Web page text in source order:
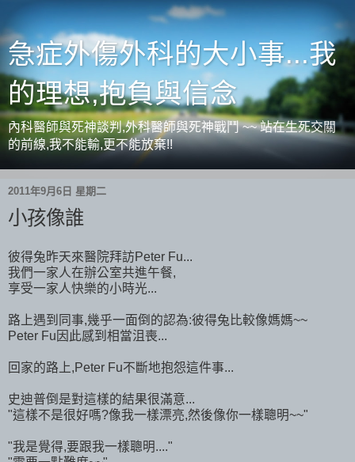
急症外傷外科的大小事...我
的理想,抱負與信念
內科醫師與死神談判,外科醫師與死神戰鬥 ~~ 站在生死交關
的前線,我不能輸,更不能放棄!!
2011年9月6日 星期二
小孩像誰
彼得兔昨天來醫院拜訪Peter Fu...
我們一家人在辦公室共進午餐,
享受一家人快樂的小時光...
路上遇到同事,幾乎一面倒的認為:彼得兔比較像媽媽~~
Peter Fu因此感到相當沮喪...
回家的路上,Peter Fu不斷地抱怨這件事...
史迪普倒是對這樣的結果很滿意...
"這樣不是很好嗎?像我一樣漂亮,然後像你一樣聰明~~"
"我是覺得,要跟我一樣聰明...."